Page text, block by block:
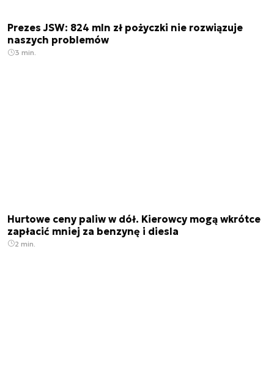
Prezes JSW: 824 mln zł pożyczki nie rozwiązuje
naszych problemów
3 min.
Hurtowe ceny paliw w dół. Kierowcy mogą wkrótce
zapłacić mniej za benzynę i diesla
2 min.